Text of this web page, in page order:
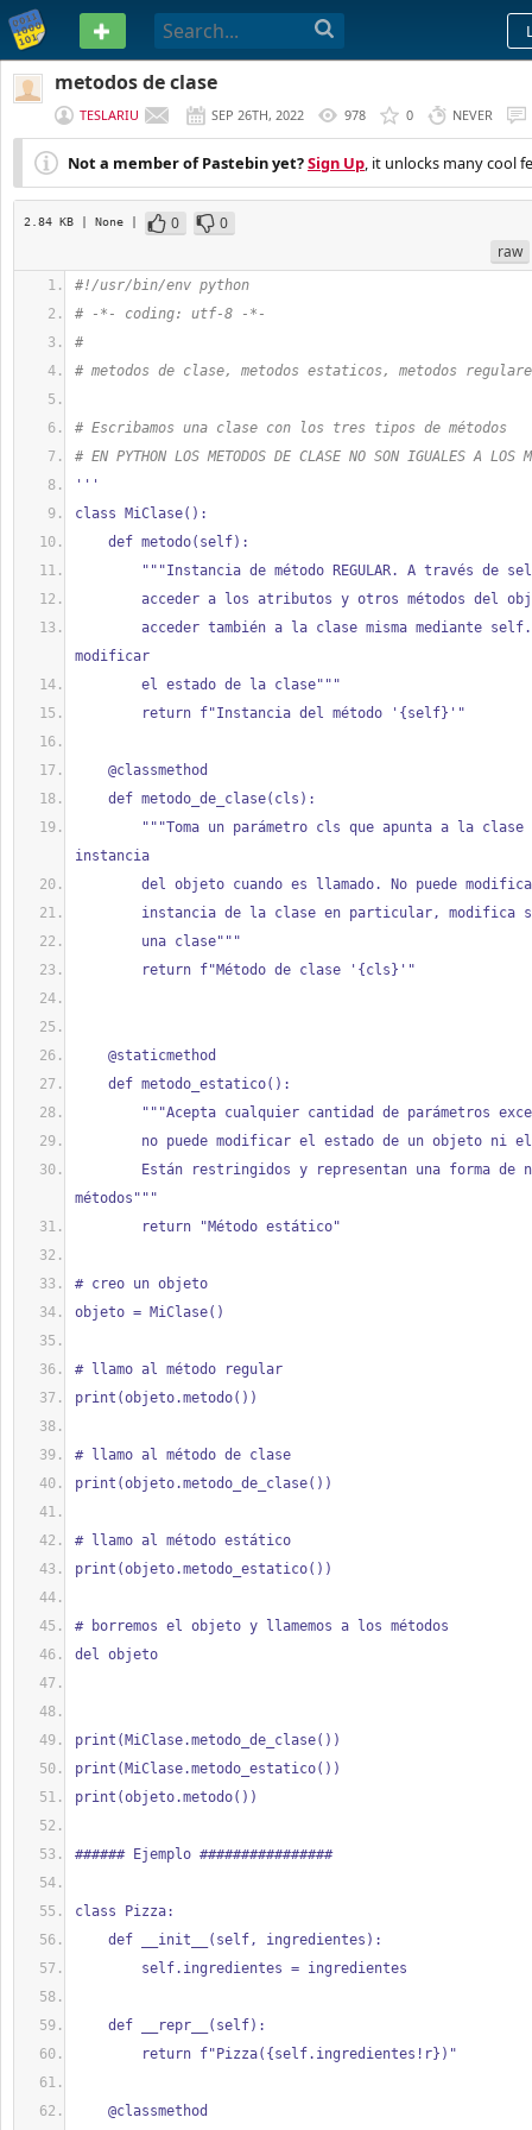
PASTEBIN
metodos de clase
TESLARIU SEP 26TH, 2022 978 0 NEVER
Not a member of Pastebin yet?Sign Up, it unlocks many cool
2.84 KB | None | 0
0
raw
#!/usr/bin/env python
# -*- coding: utf-8 -*-
#
# metodos de clase, metodos estaticos, metodos
# Escribamos una clase con los tres tipos de métodos
# EN PYTHON LOS METODOS DE CLASE NO SON IGUALES A LOS
'''
class MiClase():
def metodo(self):
"""Instancia de método REGULAR. A través de self
acceder a los atributos y otros métodos del
modificar
el estado de la clase"""
return f"Instancia del método '{self}'"
@classmethod
def metodo_de_clase(cls):
instancia
del objeto cuando es llamado. No puede
instancia de la clase en particular, modifica
una clase"""
return f"Método de clase '{cls}'"
@staticmethod
def metodo_estatico():
"""Acepta cualquier cantidad de parámetros
no puede modificar el estado de un objeto ni el
métodos"""
return "Método estático"
# creo un objeto
objeto = MiClase()
# llamo al método regular
print(objeto.metodo())
# llamo al método de clase
print(objeto.metodo_de_clase())
# llamo al método estático
print(objeto.metodo_estatico())
# borremos el objeto y llamemos a los métodos
del objeto
print(MiClase.metodo_de_clase())
print(MiClase.metodo_estatico())
print(objeto.metodo())
###### Ejemplo ################
class Pizza:
def __init__(self, ingredientes):
self.ingredientes = ingredientes
def __repr__(self):
return f"Pizza({self.ingredientes!r})"
@classmethod